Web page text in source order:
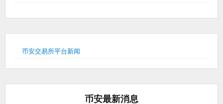
币安交易所平台新闻
币安最新消息